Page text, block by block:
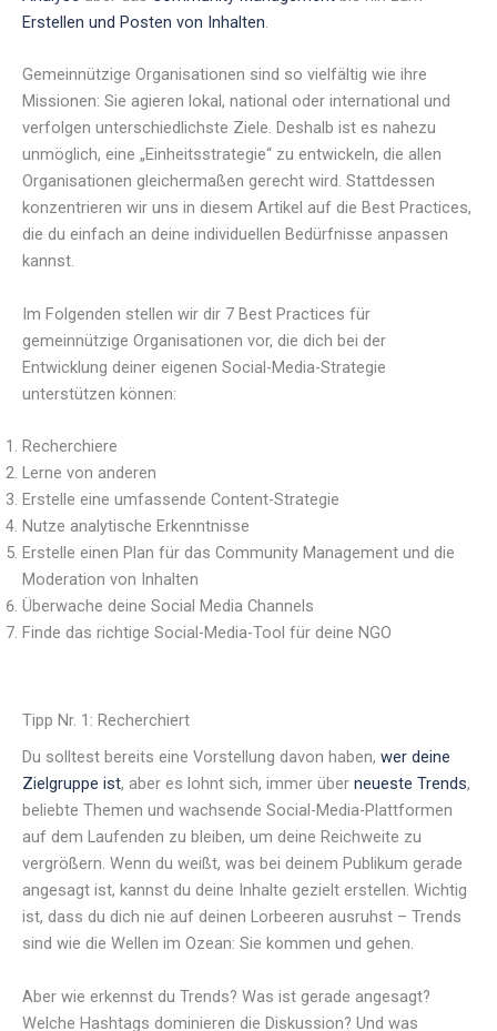
Erstellen und Posten von Inhalten.
Gemeinnützige Organisationen sind so vielfältig wie ihre
Missionen: Sie agieren lokal, national oder international und
verfolgen unterschiedlichste Ziele. Deshalb ist es nahezu
unmöglich, eine „Einheitsstrategie“ zu entwickeln, die allen
Organisationen gleichermaßen gerecht wird. Stattdessen
konzentrieren wir uns in diesem Artikel auf die Best Practices,
die du einfach an deine individuellen Bedürfnisse anpassen
kannst.
Im Folgenden stellen wir dir 7 Best Practices für
gemeinnützige Organisationen vor, die dich bei der
Entwicklung deiner eigenen Social-Media-Strategie
unterstützen können:
Recherchiere
Lerne von anderen
Erstelle eine umfassende Content-Strategie
Nutze analytische Erkenntnisse
Erstelle einen Plan für das Community Management und die
Moderation von Inhalten
Überwache deine Social Media Channels
Finde das richtige Social-Media-Tool für deine NGO
Tipp Nr. 1: Recherchiert
Du solltest bereits eine Vorstellung davon haben, wer deine
Zielgruppe ist, aber es lohnt sich, immer über neueste Trends,
beliebte Themen und wachsende Social-Media-Plattformen
auf dem Laufenden zu bleiben, um deine Reichweite zu
vergrößern. Wenn du weißt, was bei deinem Publikum gerade
angesagt ist, kannst du deine Inhalte gezielt erstellen. Wichtig
ist, dass du dich nie auf deinen Lorbeeren ausruhst – Trends
sind wie die Wellen im Ozean: Sie kommen und gehen.
Aber wie erkennst du Trends? Was ist gerade angesagt?
Welche Hashtags dominieren die Diskussion? Und was